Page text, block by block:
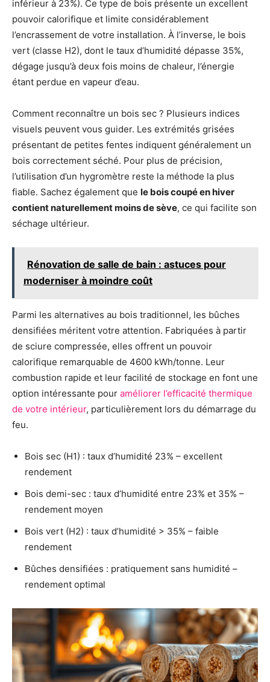
inférieur à 23%). Ce type de bois présente un excellent
pouvoir calorifique et limite considérablement
l’encrassement de votre installation. À l’inverse, le bois
vert (classe H2), dont le taux d’humidité dépasse 35%,
dégage jusqu’à deux fois moins de chaleur, l’énergie
étant perdue en vapeur d’eau.
Comment reconnaître un bois sec ? Plusieurs indices
visuels peuvent vous guider. Les extrémités grisées
présentant de petites fentes indiquent généralement un
bois correctement séché. Pour plus de précision,
l’utilisation d’un hygromètre reste la méthode la plus
fiable. Sachez également que le bois coupé en hiver
contient naturellement moins de sève, ce qui facilite son
séchage ultérieur.
Rénovation de salle de bain : astuces pour
moderniser à moindre coût
Parmi les alternatives au bois traditionnel, les bûches
densifiées méritent votre attention. Fabriquées à partir
de sciure compressée, elles offrent un pouvoir
calorifique remarquable de 4600 kWh/tonne. Leur
combustion rapide et leur facilité de stockage en font une
option intéressante pour améliorer l’efficacité thermique
de votre intérieur, particulièrement lors du démarrage du
feu.
Bois sec (H1) : taux d’humidité 23% – excellent
rendement
Bois demi-sec : taux d’humidité entre 23% et 35% –
rendement moyen
Bois vert (H2) : taux d’humidité > 35% – faible
rendement
Bûches densifiées : pratiquement sans humidité –
rendement optimal